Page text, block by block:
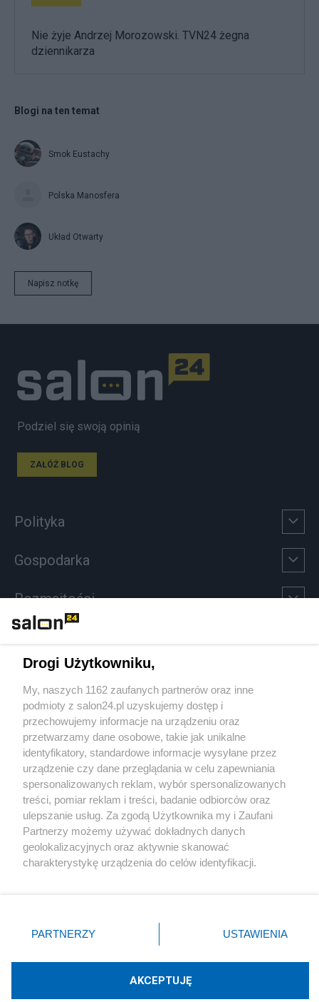
Nie żyje Andrzej Morozowski. TVN24 żegna
dziennikarza
Blogi na ten temat
Smok Eustachy
Polska Manosfera
Układ Otwarty
Napisz notkę
Podziel się swoją opinią
ZAŁÓŻ BLOG
Polityka
Gospodarka
Rozmaitości
Sport
Społeczeństwo
Kultura
X Facebook Instagram Youtube
Drogi Użytkowniku,
My, naszych 1162 zaufanych partnerów oraz inne
podmioty z salon24.pl uzyskujemy dostęp i
przechowujemy informacje na urządzeniu oraz
przetwarzamy dane osobowe, takie jak unikalne
identyfikatory, standardowe informacje wysyłane przez
urządzenie czy dane przeglądania w celu zapewniania
spersonalizowanych reklam, wybór spersonalizowanych
treści, pomiar reklam i treści, badanie odbiorców oraz
ulepszanie usług. Za zgodą Użytkownika my i Zaufani
Partnerzy możemy używać dokładnych danych
geolokalizacyjnych oraz aktywnie skanować
charakterystykę urządzenia do celów identyfikacji.
zmienić/wycofać klikając przycisk ustawień prywatności
znajdujący się w lewym dolnym rogu strony
rodzaje przetwarzania danych nie wymagają zgody
użytkownika, ale masz prawo sprzeciwić się takiemu
PARTNERZY USTAWIENIA
AKCEPTUJĘ